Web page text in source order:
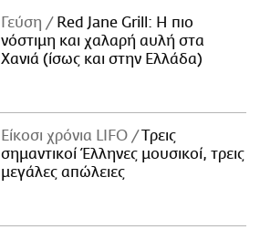
Γεύση
Red Jane Grill: Η πιο
νόστιμη και χαλαρή αυλή στα
Χανιά (ίσως και στην Ελλάδα)
Είκοσι χρόνια LIFO
Tρεις
σημαντικοί Έλληνες μουσικοί, τρεις
μεγάλες απώλειες